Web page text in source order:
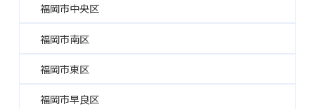
福岡市中央区
福岡市南区
福岡市東区
福岡市早良区